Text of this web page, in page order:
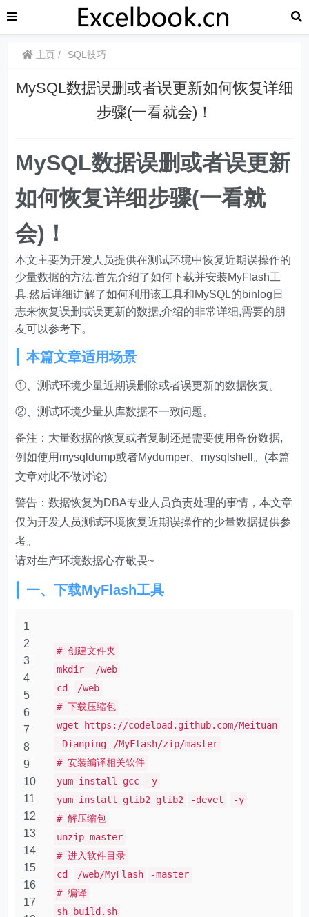
主页 SQL技巧
MySQL数据误删或者误更新如何恢复详细
步骤(一看就会)！
MySQL数据误删或者误更新
如何恢复详细步骤(一看就
会)！
本文主要为开发人员提供在测试环境中恢复近期误操作的
少量数据的方法,首先介绍了如何下载并安装MyFlash工
具,然后详细讲解了如何利用该工具和MySQL的binlog日
志来恢复误删或误更新的数据,介绍的非常详细,需要的朋
友可以参考下。
本篇文章适用场景
①、测试环境少量近期误删除或者误更新的数据恢复。
②、测试环境少量从库数据不一致问题。
备注：大量数据的恢复或者复制还是需要使用备份数据,
例如使用mysqldump或者Mydumper、mysqlshell。(本篇
文章对此不做讨论)
警告：数据恢复为DBA专业人员负责处理的事情，本文章
仅为开发人员测试环境恢复近期误操作的少量数据提供参
考。
请对生产环境数据心存敬畏~
一、下载MyFlash工具
1
2
3
4
5
6
7
8
9
10
11
12
13
14
15
16
17
# 创建文件夹
mkdir /web
cd
/web
# 下载压缩包
wget https://codeload.github.com/Meituan
-Dianping
/MyFlash/zip/master
# 安装编译相关软件
yum install gcc
-y
yum install glib2 glib2
-devel
-y
# 解压缩包
unzip master
# 进入软件目录
cd
/web/MyFlash
-master
# 编译
sh build.sh